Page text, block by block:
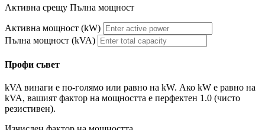
Активна срещу Пълна мощност
Активна мощност (kW)
Пълна мощност (kVA)
Профи съвет
kVA винаги е по-голямо или равно на kW. Ако kW е равно на
kVA, вашият фактор на мощността е перфектен 1.0 (чисто
резистивен).